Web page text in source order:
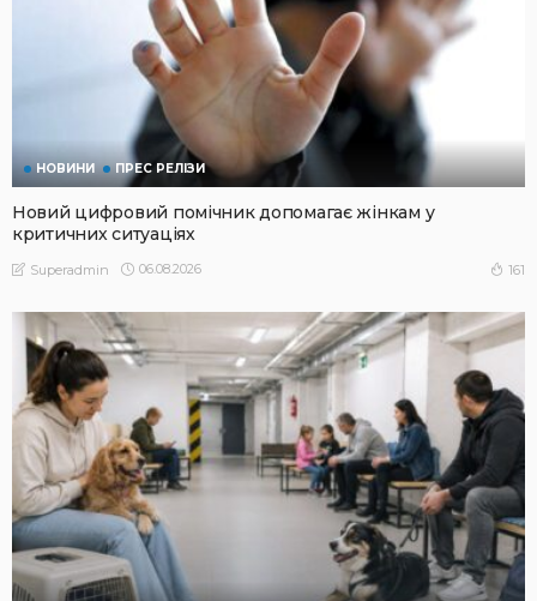
НОВИНИ ПРЕС РЕЛІЗИ
Новий цифровий помічник допомагає жінкам у
критичних ситуаціях
Superadmin 06.08.2026 161